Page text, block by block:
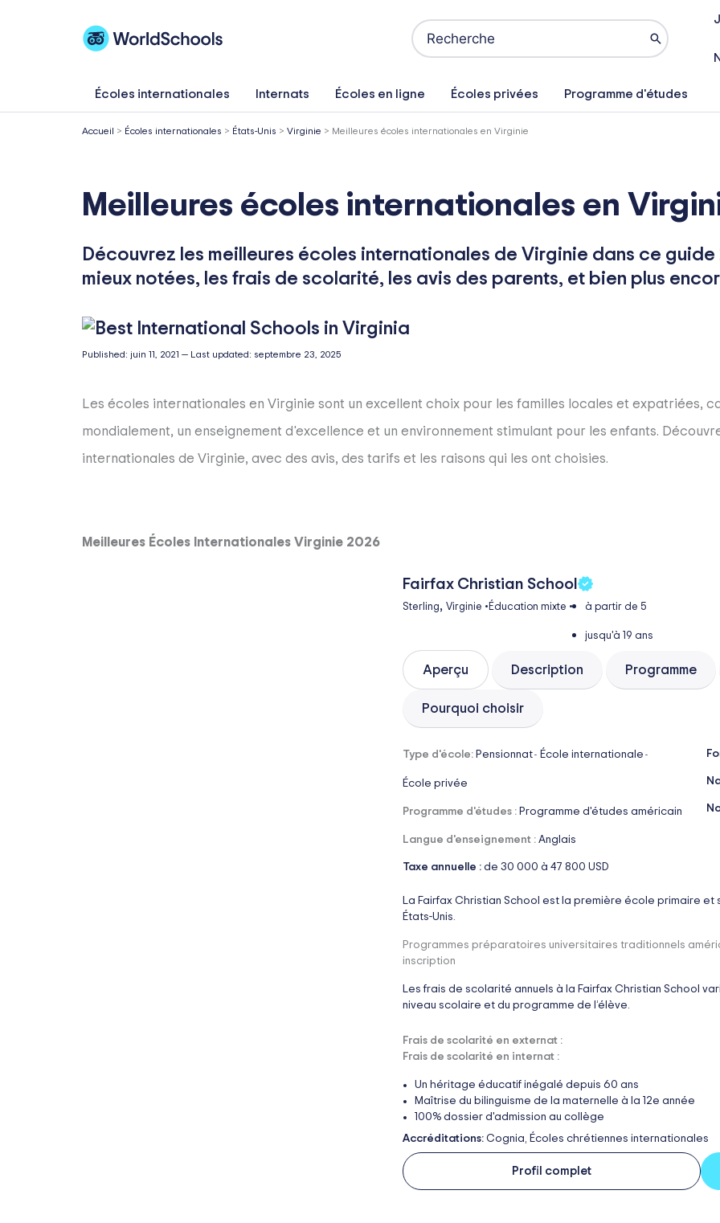
Search
for:
Écoles internationales Internats Écoles en ligne Écoles privées Programme d'études
Accueil > Écoles internationales > États-Unis > Virginie > Meilleures écoles internationales en Virginie
Meilleures écoles internationales en
Découvrez les meilleures écoles internationales de Virginie dans ce
mieux notées, les frais de scolarité, les avis des parents, et bien plus
Published: juin 11, 2021 — Last updated: septembre 23, 2025
Les écoles internationales en Virginie sont un excellent choix pour les familles locales et expatriées,
mondialement, un enseignement d'excellence et un environnement stimulant pour les enfants.
internationales de Virginie, avec des avis, des tarifs et les raisons qui les ont choisies.
Meilleures Écoles Internationales Virginie 2026
Fairfax Christian School
Sterling, Virginie • Éducation mixte • à partir de 5
jusqu'à 19 ans
Aperçu Description Programme
Pourquoi choisir
Type d'école: Pensionnat - École internationale -
École privée
Programme d'études : Programme d'études américain
Langue d'enseignement : Anglais
Taxe annuelle : de 30 000 à 47 800 USD
La Fairfax Christian School est la première école primaire
États-Unis.
Programmes préparatoires universitaires traditionnels
inscription
Les frais de scolarité annuels à la Fairfax Christian School
niveau scolaire et du programme de l’élève.
Frais de scolarité en externat :
Frais de scolarité en internat :
Un héritage éducatif inégalé depuis 60 ans
Maîtrise du bilinguisme de la maternelle à la 12e année
100% dossier d'admission au collège
Accréditations: Cognia, Écoles chrétiennes internationales
Profil complet